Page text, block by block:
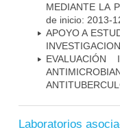
MEDIANTE LA
de inicio: 2013-
APOYO A
Laboratorios